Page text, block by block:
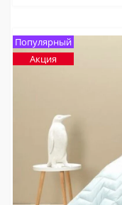
Популярный
Акция